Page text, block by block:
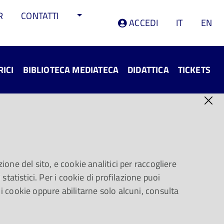
CONTATTI
ACCEDI IT EN
BIBLIOTECA MEDIATECA DIDATTICA TICKETS
nel quale la musica viene sempre più
– che da secoli si definisce opera –
del sito, e cookie analitici per raccogliere
Per i cookie di profilazione puoi
cookie oppure abilitarne solo alcuni, consulta